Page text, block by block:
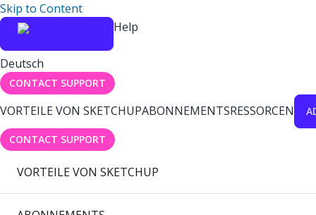
Skip to Content
Help
Deutsch
CONTACT SUPPORT
VORTEILE VON SKETCHUPABONNEMENTSRESSORCEN
CONTACT SUPPORT
VORTEILE VON SKETCHUP